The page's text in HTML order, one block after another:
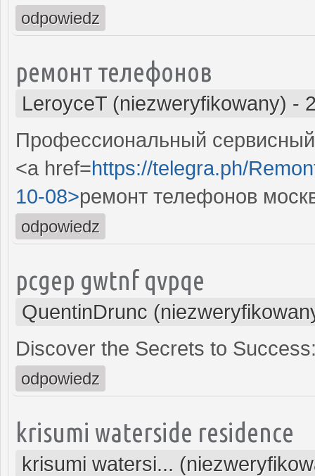
odpowiedz
ремонт телефонов
LeroyceT (niezweryfikowany) -
Профессиональный
<a href=https://telegra.ph/
10-08>ремонт телефонов
odpowiedz
pcgep gwtnf qvpqe
QuentinDrunc
Discover the Secrets to
odpowiedz
krisumi waterside residence
krisumi watersi...